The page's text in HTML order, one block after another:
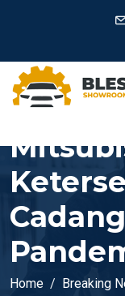
Home
Breaking